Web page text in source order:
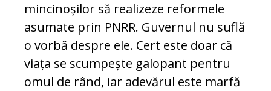
mincinoșilor să realizeze reformele
asumate prin PNRR. Guvernul nu suflă
o vorbă despre ele. Cert este doar că
viața se scumpește galopant pentru
omul de rând, iar adevărul este marfă